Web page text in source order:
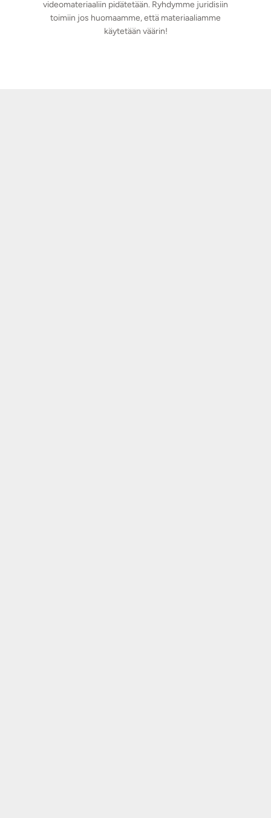
videomateriaaliin pidätetään. Ryhdymme juridisiin
toimiin jos huomaamme, että materiaaliamme
käytetään väärin!